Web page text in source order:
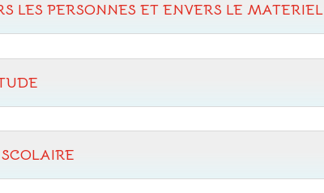
LES PERSONNES ET ENVERS LE MATERIEL